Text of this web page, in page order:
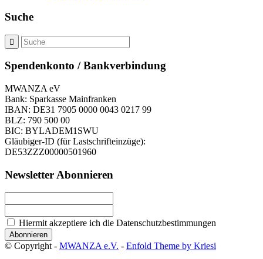
Suche
Spendenkonto / Bankverbindung
MWANZA eV
Bank: Sparkasse Mainfranken
IBAN: DE31 7905 0000 0043 0217 99
BLZ: 790 500 00
BIC: BYLADEM1SWU
Gläubiger-ID (für Lastschrifteinzüge):
DE53ZZZ00000501960
Newsletter Abonnieren
Hiermit akzeptiere ich die Datenschutzbestimmungen
© Copyright - MWANZA e.V. - Enfold Theme by Kriesi